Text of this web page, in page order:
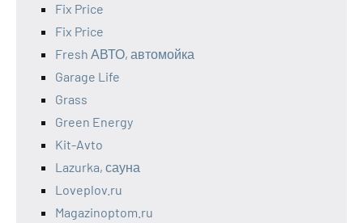
Fix Price
Fix Price
Fresh АВТО, автомойка
Garage Life
Grass
Green Energy
Kit-Avto
Lazurka, сауна
Loveplov.ru
Magazinoptom.ru